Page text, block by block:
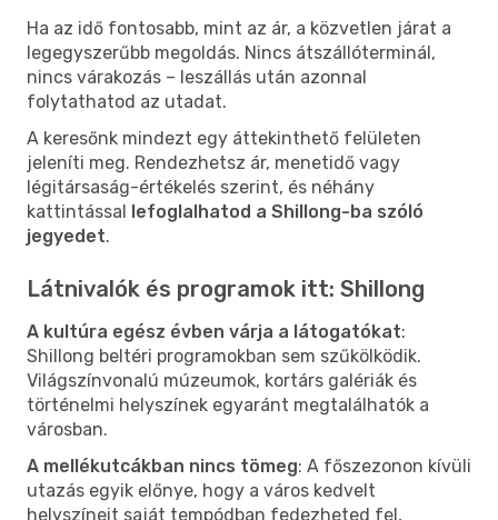
Ha az idő fontosabb, mint az ár, a közvetlen járat a
legegyszerűbb megoldás. Nincs átszállóterminál,
nincs várakozás – leszállás után azonnal
folytathatod az utadat.
A keresőnk mindezt egy áttekinthető felületen
jeleníti meg. Rendezhetsz ár, menetidő vagy
légitársaság-értékelés szerint, és néhány
kattintással lefoglalhatod a Shillong-ba szóló
jegyedet.
Látnivalók és programok itt: Shillong
A kultúra egész évben várja a látogatókat:
Shillong beltéri programokban sem szűkölködik.
Világszínvonalú múzeumok, kortárs galériák és
történelmi helyszínek egyaránt megtalálhatók a
városban.
A mellékutcákban nincs tömeg: A főszezonon kívüli
utazás egyik előnye, hogy a város kedvelt
helyszíneit saját tempódban fedezheted fel,